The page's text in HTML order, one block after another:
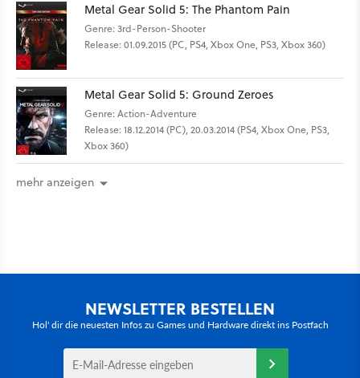
Metal Gear Solid 5: The Phantom Pain
Genre: 3rd-Person-Shooter
Release: 01.09.2015 (PC, PS4, Xbox One, PS3, Xbox 360)
Metal Gear Solid 5: Ground Zeroes
Genre: Action-Adventure
Release: 18.12.2014 (PC), 20.03.2014 (PS4, Xbox One, PS3,
Xbox 360)
mehr anzeigen
NEWSLETTER BESTELLEN
Hol' dir die neuesten Infos zu Games und Hardware direkt ins Postfach